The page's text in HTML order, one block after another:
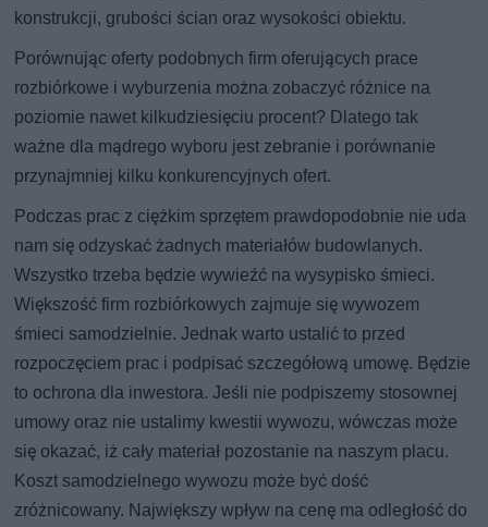
konstrukcji, grubości ścian oraz wysokości obiektu.
Porównując oferty podobnych firm oferujących prace
rozbiórkowe i wyburzenia można zobaczyć różnice na
poziomie nawet kilkudziesięciu procent? Dlatego tak
ważne dla mądrego wyboru jest zebranie i porównanie
przynajmniej kilku konkurencyjnych ofert.
Podczas prac z ciężkim sprzętem prawdopodobnie nie uda
nam się odzyskać żadnych materiałów budowlanych.
Wszystko trzeba będzie wywieźć na wysypisko śmieci.
Większość firm rozbiórkowych zajmuje się wywozem
śmieci samodzielnie. Jednak warto ustalić to przed
rozpoczęciem prac i podpisać szczegółową umowę. Będzie
to ochrona dla inwestora. Jeśli nie podpiszemy stosownej
umowy oraz nie ustalimy kwestii wywozu, wówczas może
się okazać, iż cały materiał pozostanie na naszym placu.
Koszt samodzielnego wywozu może być dość
zróżnicowany. Największy wpływ na cenę ma odległość do